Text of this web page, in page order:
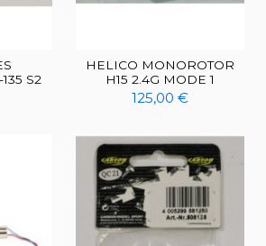
S2
HELICO MONOROTOR
H15 2.4G MODE 1
125,00 €